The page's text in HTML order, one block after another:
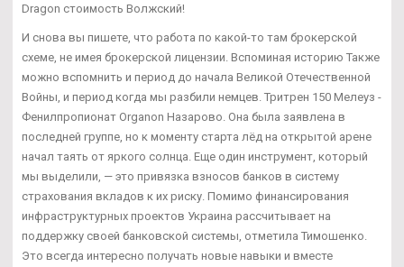
Dragon стоимость Волжский!
И снова вы пишете, что работа по какой-то там брокерской
схеме, не имея брокерской лицензии. Вспоминая историю Также
можно вспомнить и период до начала Великой Отечественной
Войны, и период когда мы разбили немцев. Тритрен 150 Мелеуз -
Фенилпропионат Organon Назарово. Она была заявлена в
последней группе, но к моменту старта лёд на открытой арене
начал таять от яркого солнца. Еще один инструмент, который
мы выделили, — это привязка взносов банков в систему
страхования вкладов к их риску. Помимо финансирования
инфраструктурных проектов Украина рассчитывает на
поддержку своей банковской системы, отметила Тимошенко.
Это всегда интересно получать новые навыки и вместе